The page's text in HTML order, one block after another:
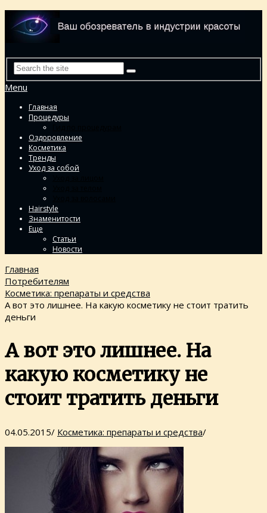
Menu
Главная
Процедуры
Оздоровление
Косметика
Тренды
Уход за собой
Hairstyle
Знаменитости
Еще
Статьи
Новости
Главная
Потребителям
Косметика: препараты и средства
А вот это лишнее. На какую косметику не стоит тратить
деньги
А вот это лишнее. На
какую косметику не
стоит тратить деньги
04.05.2015/ Косметика: препараты и средства/